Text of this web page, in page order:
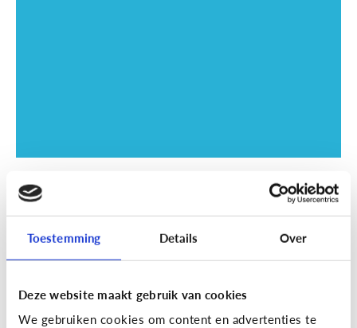
Toestemming Details Over
Deze website maakt gebruik van cookies
We gebruiken cookies om content en advertenties te
School
SOS examentijd! 5 tips tegen
online afleiding